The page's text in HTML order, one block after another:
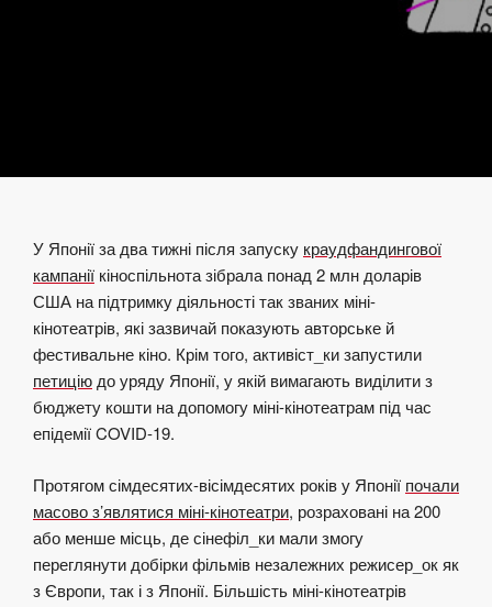
У Японії за два тижні після запуску краудфандингової
кампанії кіноспільнота зібрала понад 2 млн доларів
США на підтримку діяльності так званих міні-
кінотеатрів, які зазвичай показують авторське й
фестивальне кіно. Крім того, активіст_ки запустили
петицію до уряду Японії, у якій вимагають виділити з
бюджету кошти на допомогу міні-кінотеатрам під час
епідемії COVID-19.
Протягом сімдесятих-вісімдесятих років у Японії почали
масово з’являтися міні-кінотеатри, розраховані на 200
або менше місць, де сінефіл_ки мали змогу
переглянути добірки фільмів незалежних режисер_ок як
з Європи, так і з Японії. Більшість міні-кінотеатрів